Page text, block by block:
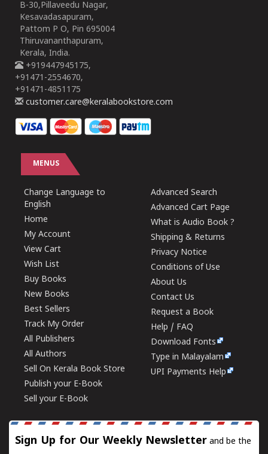
B-30,Pillaveedu Nagar,
Kesavadasapuram,
Pattom P O, Pin 695004
Thiruvananthapuram,
Kerala, India.
+919447945175,
+91471-2554670,
+91471-4851175
customer.care@keralabookstore.com
MENUS
Change Language to
English
Home
My Account
View Cart
Wish List
Buy Books
New Books
Best Sellers
Track My Order
All Publishers
All Authors
Sell On Kerala Book Store
Publish your E-Book
Sell your E-Book
Advanced Search
Advanced Cart Page
What is Audio Book ?
Shipping & Returns
Privacy Notice
Conditions of Use
About Us
Contact Us
Request a Book
Help / FAQ
Download Fonts
Type in Malayalam
UPI Payments Help
Sign Up for Our Weekly Newsletter and be the